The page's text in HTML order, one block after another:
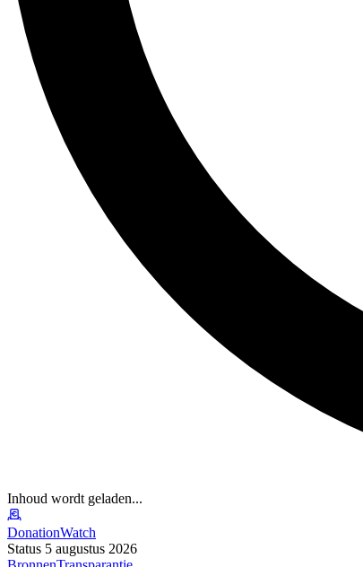
Inhoud wordt geladen...
DonationWatch
Status 5 augustus 2026